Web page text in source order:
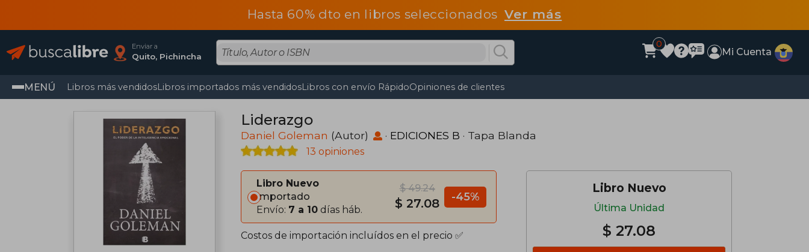
Hasta 60% dto en libros seleccionadosVer más
Enviar a
Quito, Pichincha
0
Mi Cuenta
MENÚ Libros más vendidosLibros importados más vendidosLibros con envío RápidoOpiniones de clientes
Liderazgo
Daniel Goleman (Autor) · EDICIONES B · Tapa Blanda
13 opiniones
Libro Nuevo
Importado
Envío: 7 a 10 días háb.
$ 49.24
$ 27.08 -45%
Costos de importación incluídos en el precio ✅
Libro Nuevo
Última Unidad
$ 27.08